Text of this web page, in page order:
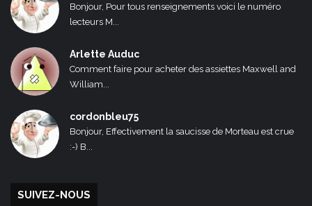
Bonjour, Pour tous renseignements voici le numéro
lecteurs M...
Arlette Auduc
Comment faire pour acheter des assiettes Maxwell and
William...
cordonbleu75
Bonjour, Effectivement la saucisse de Morteau est crue
:-) B...
SUIVEZ-NOUS